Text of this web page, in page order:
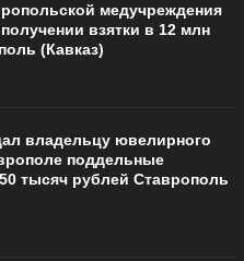
медучреждения
взятки в 12 млн
(Кавказ)
владельцу ювелирного
поддельные
тысяч рублей Ставрополь